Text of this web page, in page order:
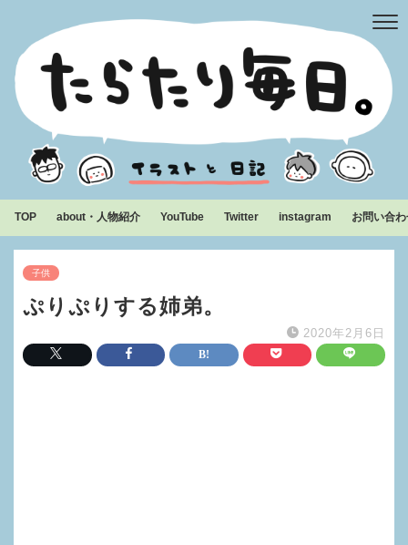
TOP about・人物紹介 YouTube Twitter instagram お問い合
子供
ぷりぷりする姉弟。
2020年2月6日